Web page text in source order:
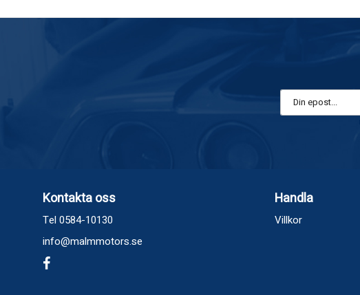
Kontakta oss
Tel 0584-10130
info@malmmotors.se
Handla
Villkor